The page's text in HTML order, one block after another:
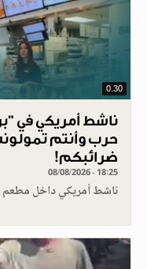
0.30
ناشط أمريكي في
حرب وأنتم
ضرائبكم!
08/08/2026 - 18:25
ناشط أمريكي داخل مطعم